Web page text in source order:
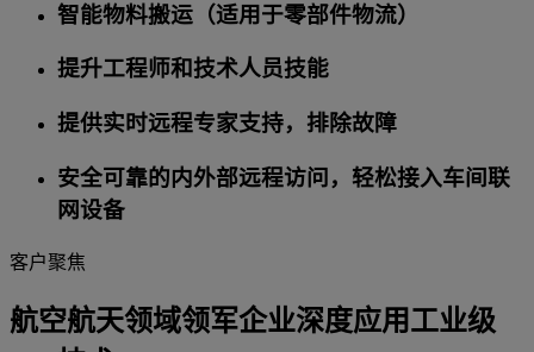
智能物料搬运（适用于零部件物流）
提升工程师和技术人员技能
提供实时远程专家支持，排除故障
安全可靠的内外部远程访问，轻松接入车间联
网设备
客户聚焦
航空航天领域领军企业深度应用工业级